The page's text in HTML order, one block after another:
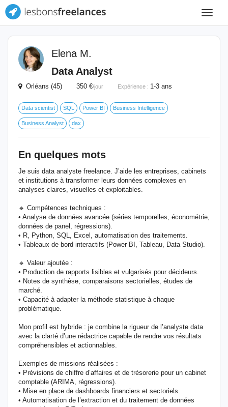
Toggle
Elena M.
Data Analyst
Orléans (45) 350 €/jour Expérience : 1-3 ans
Data scientist SQL Power BI Business Intelligence
Business Analyst dax
En quelques mots
Je suis data analyste freelance. J’aide les entreprises, cabinets
et institutions à transformer leurs données complexes en
analyses claires, visuelles et exploitables.
🔹 Compétences techniques :
• Analyse de données avancée (séries temporelles, économétrie,
données de panel, régressions).
• R, Python, SQL, Excel, automatisation des traitements.
• Tableaux de bord interactifs (Power BI, Tableau, Data Studio).
🔹 Valeur ajoutée :
• Production de rapports lisibles et vulgarisés pour décideurs.
• Notes de synthèse, comparaisons sectorielles, études de
marché.
• Capacité à adapter la méthode statistique à chaque
problématique.
Mon profil est hybride : je combine la rigueur de l’analyste data
avec la clarté d’une rédactrice capable de rendre vos résultats
compréhensibles et actionnables.
Exemples de missions réalisées :
• Prévisions de chiffre d’affaires et de trésorerie pour un cabinet
comptable (ARIMA, régressions).
• Mise en place de dashboards financiers et sectoriels.
• Automatisation de l’extraction et du traitement de données